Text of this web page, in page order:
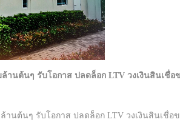
นต้นๆ รับโอกาส ปลดล็อก LTV วงเงินสินเชื่อ
นต้นๆ รับโอกาส ปลดล็อก LTV วงเงินสินเชื่อข